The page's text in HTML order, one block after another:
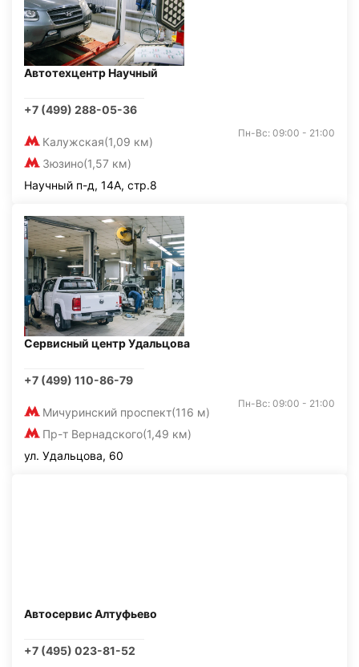
Автотехцентр Научный
+7 (499) 288-05-36
Калужская(1,09 км)
Зюзино(1,57 км)
Пн-Вс: 09:00 - 21:00
Научный п-д, 14А, стр.8
Сервисный центр Удальцова
+7 (499) 110-86-79
Мичуринский проспект(116 м)
Пр-т Вернадского(1,49 км)
Пн-Вс: 09:00 - 21:00
ул. Удальцова, 60
Автосервис Алтуфьево
+7 (495) 023-81-52